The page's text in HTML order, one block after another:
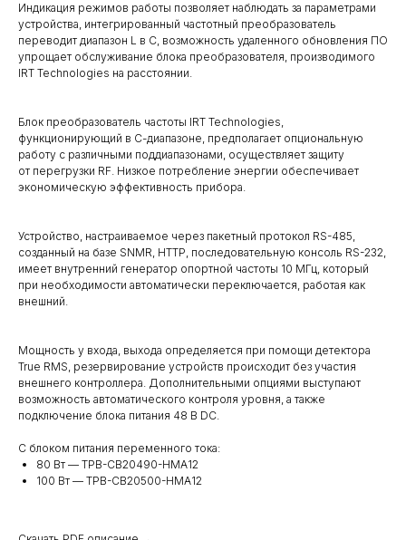
Индикация режимов работы позволяет наблюдать за параметрами
устройства, интегрированный частотный преобразователь
переводит диапазон L в С, возможность удаленного обновления ПО
упрощает обслуживание блока преобразователя, производимого
IRT Technologies на расстоянии.
Блок преобразователь частоты IRT Technologies,
функционирующий в С-диапазоне, предполагает опциональную
работу с различными поддиапазонами, осуществляет защиту
от перегрузки RF. Низкое потребление энергии обеспечивает
экономическую эффективность прибора.
Устройство, настраиваемое через пакетный протокол RS-485,
созданный на базе SNMR, HTTP, последовательную консоль RS-232,
имеет внутренний генератор опортной частоты 10 МГц, который
при необходимости автоматически переключается, работая как
внешний.
Мощность у входа, выхода определяется при помощи детектора
True RMS, резервирование устройств происходит без участия
внешнего контроллера. Дополнительными опциями выступают
возможность автоматического контроля уровня, а также
подключение блока питания 48 В DC.
С блоком питания переменного тока:
80 Вт — TPB-CB20490-HMA12
100 Вт — TPB-CB20500-HMA12